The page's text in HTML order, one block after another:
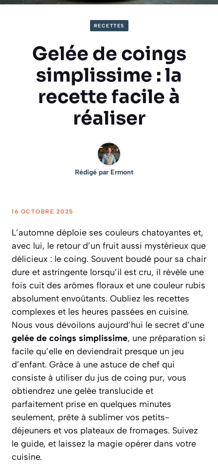
RECETTES
Gelée de coings
simplissime : la
recette facile à
réaliser
Rédigé par Ermont
16 OCTOBRE 2025
L’automne déploie ses couleurs chatoyantes et,
avec lui, le retour d’un fruit aussi mystérieux que
délicieux : le coing. Souvent boudé pour sa chair
dure et astringente lorsqu’il est cru, il révèle une
fois cuit des arômes floraux et une couleur rubis
absolument envoûtants. Oubliez les recettes
complexes et les heures passées en cuisine.
Nous vous dévoilons aujourd’hui le secret d’une
gelée de coings simplissime, une préparation si
facile qu’elle en deviendrait presque un jeu
d’enfant. Grâce à une astuce de chef qui
consiste à utiliser du jus de coing pur, vous
obtiendrez une gelée translucide et
parfaitement prise en quelques minutes
seulement, prête à sublimer vos petits-
déjeuners et vos plateaux de fromages. Suivez
le guide, et laissez la magie opérer dans votre
cuisine.